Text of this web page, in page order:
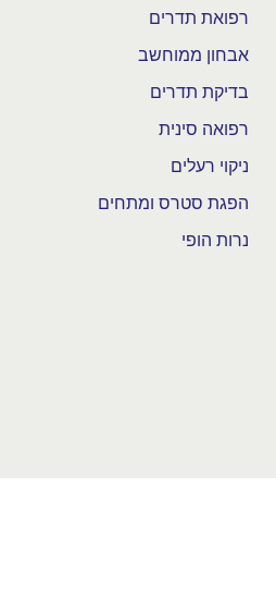
רפואת תדרים
אבחון ממוחשב
בדיקת תדרים
רפואה סינית
ניקוי רעלים
הפגת סטרס ומתחים
נרות הופי